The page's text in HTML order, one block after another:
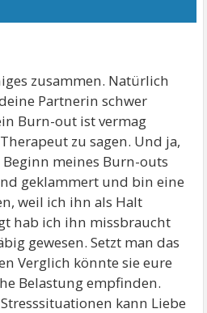
zusammen. Natürlich
Partnerin schwer
Burn-out ist vermag
zu sagen. Und ja,
meines Burn-outs
geklammert und bin eine
weil ich ihn als Halt
hab ich ihn missbraucht
gewesen. Setzt man das
Verglich könnte sie eure
Belastung empfinden.
kann Liebe